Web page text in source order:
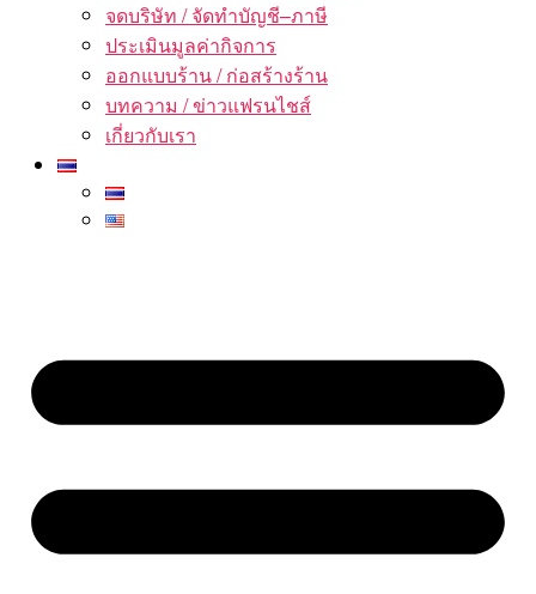
จดบริษัท / จัดทำบัญชี–ภาษี
ประเมินมูลค่ากิจการ
ออกแบบร้าน / ก่อสร้างร้าน
บทความ / ข่าวแฟรนไชส์
เกี่ยวกับเรา